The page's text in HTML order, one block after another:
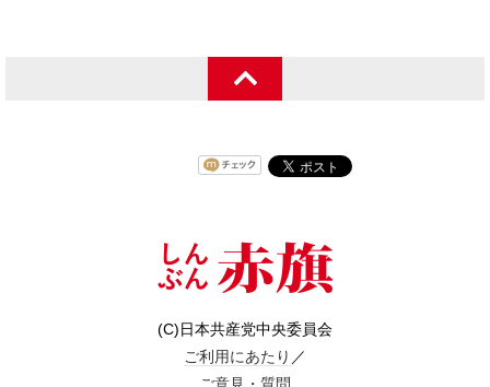
(C)日本共産党中央委員会
ご利用にあたり ／
ご意見・質問